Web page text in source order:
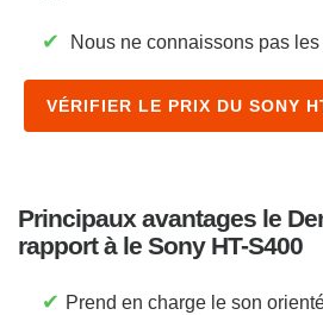
✔ Nous ne connaissons pas
VÉRIFIER LE PRIX DU SONY
Principaux avantages le
rapport à le Sony HT-S400
✔ Prend en charge le son